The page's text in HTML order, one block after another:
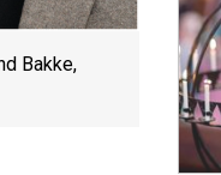
Bakke,